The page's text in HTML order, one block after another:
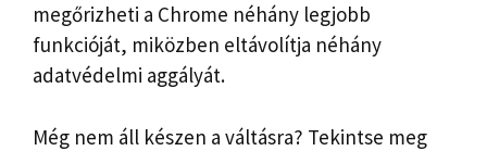
megőrizheti a Chrome néhány legjobb
funkcióját, miközben eltávolítja néhány
adatvédelmi aggályát.
Még nem áll készen a váltásra? Tekintse meg